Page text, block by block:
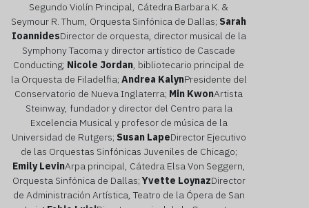
Segundo Violín Principal, Cátedra Barbara K. &
Seymour R. Thum, Orquesta Sinfónica de Dallas; Sarah
IoannidesDirector de orquesta, director musical de la
Symphony Tacoma y director artístico de Cascade
Conducting; Nicole Jordan, bibliotecario principal de
la Orquesta de Filadelfia; Andrea KalynPresidente del
Conservatorio de Nueva Inglaterra; Min KwonArtista
Steinway, fundador y director del Centro para la
Excelencia Musical y profesor de música de la
Universidad de Rutgers; Susan LapeDirector Ejecutivo
de las Orquestas Sinfónicas Juveniles de Chicago;
Emily LevinArpa principal, Cátedra Elsa Von Seggern,
Orquesta Sinfónica de Dallas; Yvette LoynazDirector
de Administración Artística, Teatro de la Ópera de San